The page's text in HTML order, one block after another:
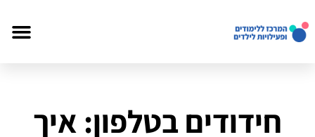
חידודים בטלפון: איך